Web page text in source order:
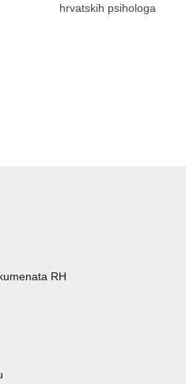
hrvatskih psihologa
RH